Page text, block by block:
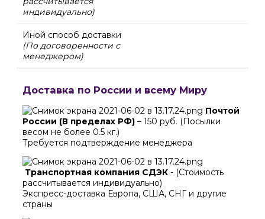
индивидуально)
Иной способ доставки
(По договоренности с
менеджером)
Доставка по России и всему Миру
Почтой
России (В пределах РФ) – 150 руб. (Посылки
весом не более 0.5 кг.)
Требуется подтверждение менеджера
Транспортная компания СДЭК - (Стоимость
рассчитывается индивидуально)
Экспресс-доставка Европа, США, СНГ и другие
страны